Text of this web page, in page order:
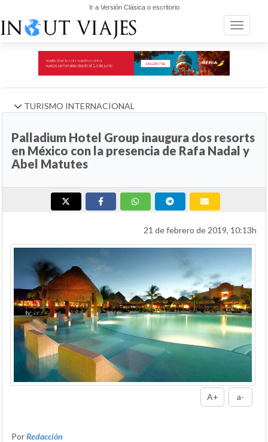
Ir a Versión Clásica o escritorio
Toggle
TURISMO INTERNACIONAL
Palladium Hotel Group inaugura dos resorts
en México con la presencia de Rafa Nadal y
Abel Matutes
21 de febrero de 2019, 10:13h
A+ a-
PorRedacción